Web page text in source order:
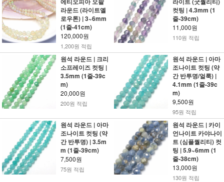
라운드 (라이트옐
로우톤) | 3~6mm
(1줄-41cm)
120,000원
1,200원 적립
컷팅 | 4.3mm (1
줄-39cm)
11,000원
110원 적립
원석 라운드 | 크리
소프레이즈 컷팅 |
3.5mm (1줄-39c
m)
20,000원
200원 적립
원석 라운드 | 아마
조나이트 컷팅 (약
간 반투명/얼룩) |
4.1mm (1줄-39c
m)
9,500원
95원 적립
원석 라운드 | 아마
조나이트 컷팅 (약
간 반투명) | 3.5m
m (1줄-39cm)
7,500원
75원 적립
원석 라운드 | 카이
언나이트 카야나이
트 (심플퀄리티) 컷
팅 | 5.9~6mm (1
줄-38cm)
13,000원
130원 적립